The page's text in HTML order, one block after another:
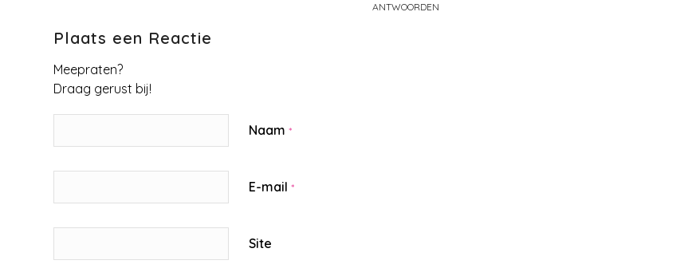
ANTWOORDEN
Plaats een Reactie
Meepraten?
Draag gerust bij!
Naam *
E-mail *
Site